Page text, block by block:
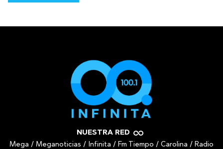
NUESTRA RED
Mega / Meganoticias / Infinita / Fm Tiempo / Carolina / Radio